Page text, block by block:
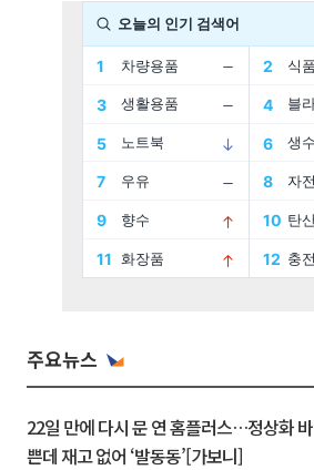
주요뉴스
22일 만에 다시 문 연 홈플러스…정상화 바
쁜데 재고 없어 ‘발동동’[가보니]